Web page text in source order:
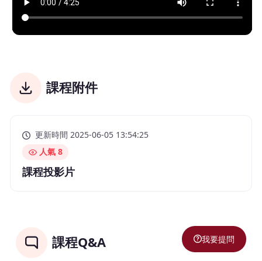
課程附件
更新時間 2025-06-05 13:54:25
人氣 8
課程投影片
課程Q&A 我要提問